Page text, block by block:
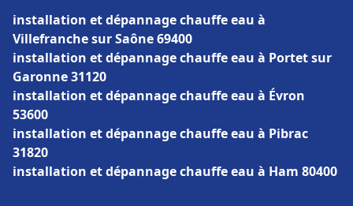
installation et dépannage chauffe eau à
Villefranche sur Saône 69400
installation et dépannage chauffe eau à Portet sur
Garonne 31120
installation et dépannage chauffe eau à Évron
53600
installation et dépannage chauffe eau à Pibrac
31820
installation et dépannage chauffe eau à Ham 80400